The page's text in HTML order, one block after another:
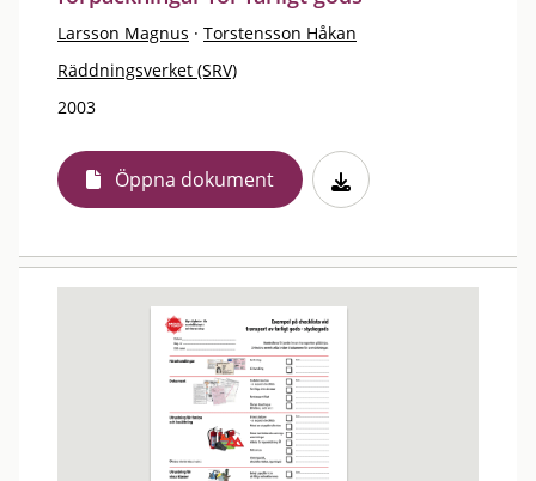
Larsson Magnus · Torstensson Håkan
Räddningsverket (SRV)
2003
Öppna dokument